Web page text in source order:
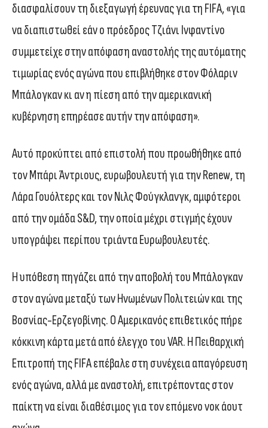
διασφαλίσουν τη διεξαγωγή έρευνας για τη FIFA, «για
να διαπιστωθεί εάν ο πρόεδρος Τζιάνι Ινφαντίνο
συμμετείχε στην απόφαση αναστολής της αυτόματης
τιμωρίας ενός αγώνα που επιβλήθηκε στον Φόλαριν
Μπάλογκαν κι αν η πίεση από την αμερικανική
κυβέρνηση επηρέασε αυτήν την απόφαση».
Αυτό προκύπτει από επιστολή που προωθήθηκε από
τον Μπάρι Άντριους, ευρωβουλευτή για την Renew, τη
Λάρα Γουόλτερς και τον Νιλς Φούγκλανγκ, αμφότεροι
από την ομάδα S&D, την οποία μέχρι στιγμής έχουν
υπογράψει περίπου τριάντα Ευρωβουλευτές.
Η υπόθεση πηγάζει από την αποβολή του Μπάλογκαν
στον αγώνα μεταξύ των Ηνωμένων Πολιτειών και της
Βοσνίας-Ερζεγοβίνης. Ο Αμερικανός επιθετικός πήρε
κόκκινη κάρτα μετά από έλεγχο του VAR. Η Πειθαρχική
Επιτροπή της FIFA επέβαλε στη συνέχεια απαγόρευση
ενός αγώνα, αλλά με αναστολή, επιτρέποντας στον
παίκτη να είναι διαθέσιμος για τον επόμενο νοκ άουτ